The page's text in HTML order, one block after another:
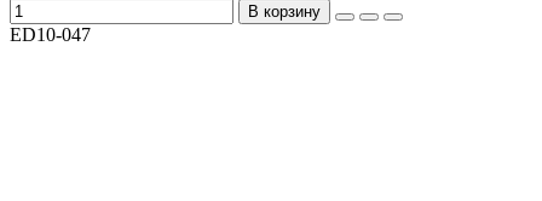
В корзину
ED10-047